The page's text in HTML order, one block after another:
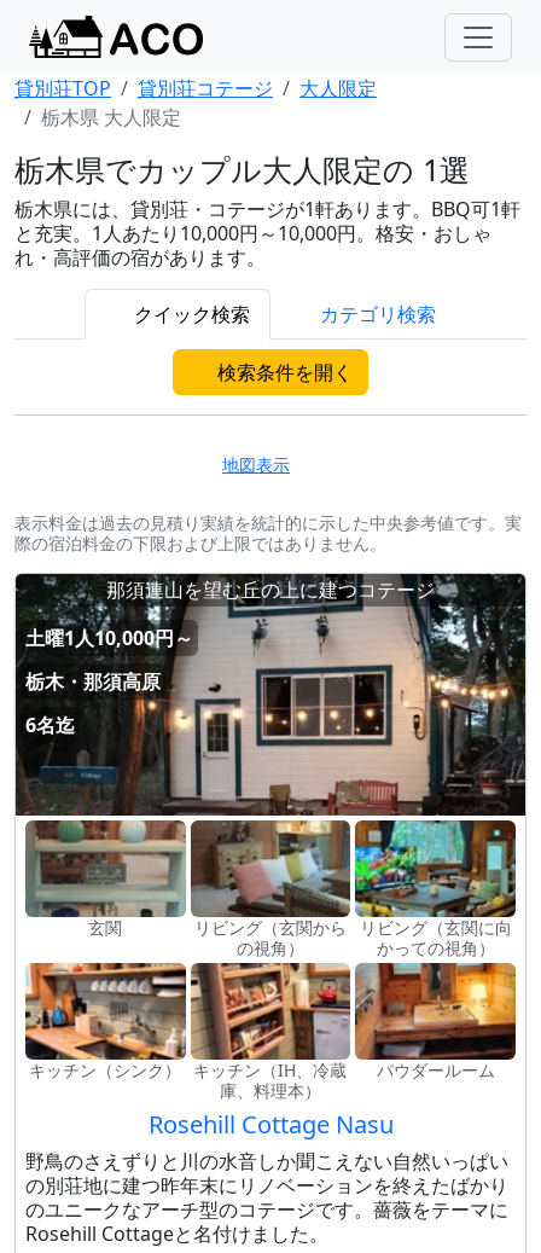
貸別荘TOP 貸別荘コテージ
大人限定
栃木県 大人限定
栃木県でカップル大人限定の 1選
栃木県には、貸別荘・コテージが1軒あります。BBQ可1軒
と充実。1人あたり10,000円～10,000円。格安・おしゃ
れ・高評価の宿があります。
クイック検索 カテゴリ検索
検索条件を開く
地図表示
表示料金は過去の見積り実績を統計的に示した中央参考値です。実
際の宿泊料金の下限および上限ではありません。
那須連山を望む丘の上に建つコテージ
土曜1人10,000円～
栃木・那須高原
6名迄
玄関
リビング（玄関から
の視角）
リビング（玄関に向
かっての視角）
キッチン（シンク）
キッチン（IH、冷蔵
庫、料理本）
パウダールーム
Rosehill Cottage Nasu
野鳥のさえずりと川の水音しか聞こえない自然いっぱい
の別荘地に建つ昨年末にリノベーションを終えたばかり
のユニークなアーチ型のコテージです。薔薇をテーマに
Rosehill Cottageと名付けました。